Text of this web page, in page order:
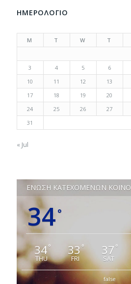
ΗΜΕΡΟΛΟΓΙΟ
M T W T
3
4 5 6
10
11 12 13
17
18 19 20
24
25 26 27
31
« Jul
34°
34°
THU
33°
FRI
37 °
SAT
false